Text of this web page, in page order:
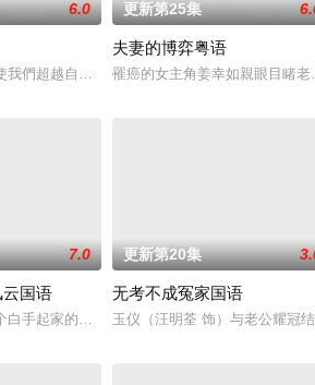
份貪圖金錢與權勢、追求不屬於自
6.0
我們超越自我，然而，當欲望失控，過份貪圖金
更新第25集
夫妻的博弈粤语
罹癌的女主角姜幸如親眼目睹老
华、何广沛、吴业坤担正主演，故
7.0
国语
白手起家的好兄弟的创业故事和其中的恩怨情仇
更新第20集
无考不成冤家国语
玉仪（汪明荃 饰）与老公耀冠